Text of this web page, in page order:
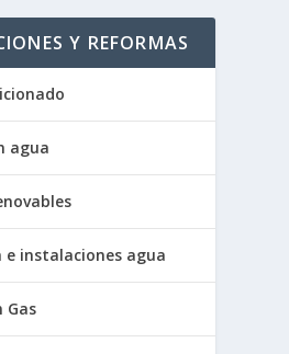
Y REFORMAS
agua
e instalaciones agua
Gas